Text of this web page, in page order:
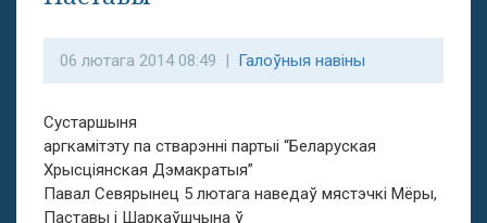
06 лютага 2014 08:49 | Галоўныя навіны
Сустаршыня
аргкамітэту па стварэнні партыі “Беларуская
Хрысціянская Дэмакратыя”
Павал Севярынец 5 лютага наведаў мястэчкі Мёры,
Паставы і Шаркаўшчына ў